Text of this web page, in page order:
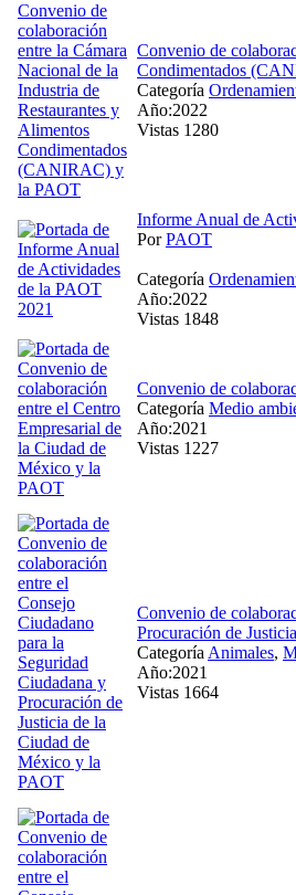
Convenio de
Condimentados
Categoría
Año:2022
Vistas 1280
Informe Anual de
PorPAOT
Categoría
Año:2022
Vistas 1848
Convenio de
Categoría Medio
Año:2021
Vistas 1227
Convenio de
Procuración de
Categoría Animales,
Año:2021
Vistas 1664